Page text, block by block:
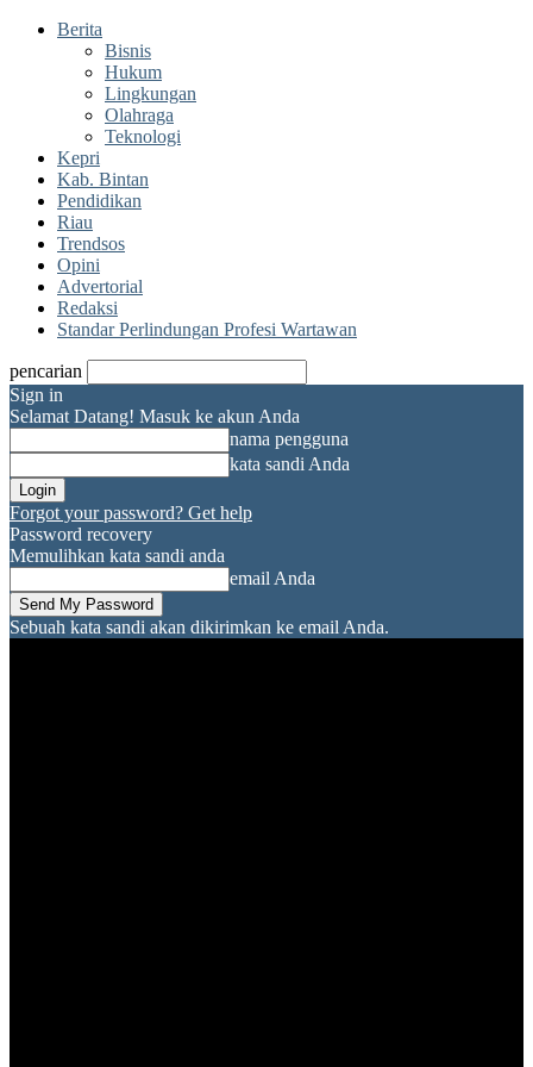
Berita
Bisnis
Hukum
Lingkungan
Olahraga
Teknologi
Kepri
Kab. Bintan
Pendidikan
Riau
Trendsos
Opini
Advertorial
Redaksi
Standar Perlindungan Profesi Wartawan
pencarian
Sign in
Selamat Datang! Masuk ke akun Anda
nama pengguna
kata sandi Anda
Forgot your password? Get help
Password recovery
Memulihkan kata sandi anda
email Anda
Sebuah kata sandi akan dikirimkan ke email Anda.